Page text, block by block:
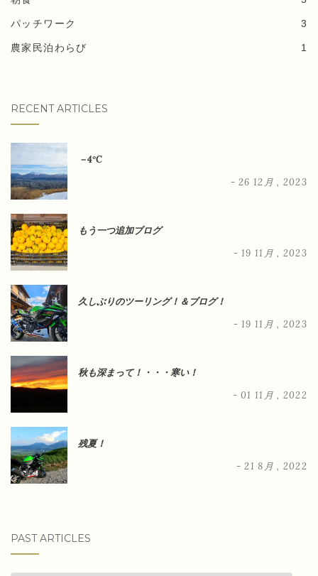
パッチワーク 3
農家民泊わらび 1
RECENT ARTICLES
－4°C
- 26 12月 , 2023
もう一つ追加ブログ
- 19 11月 , 2023
久しぶりのツーリング！＆ブログ！
- 19 11月 , 2023
秋も深まって！・・・寒い！
- 01 11月 , 2022
残夏！
- 21 8月 , 2022
PAST ARTICLES